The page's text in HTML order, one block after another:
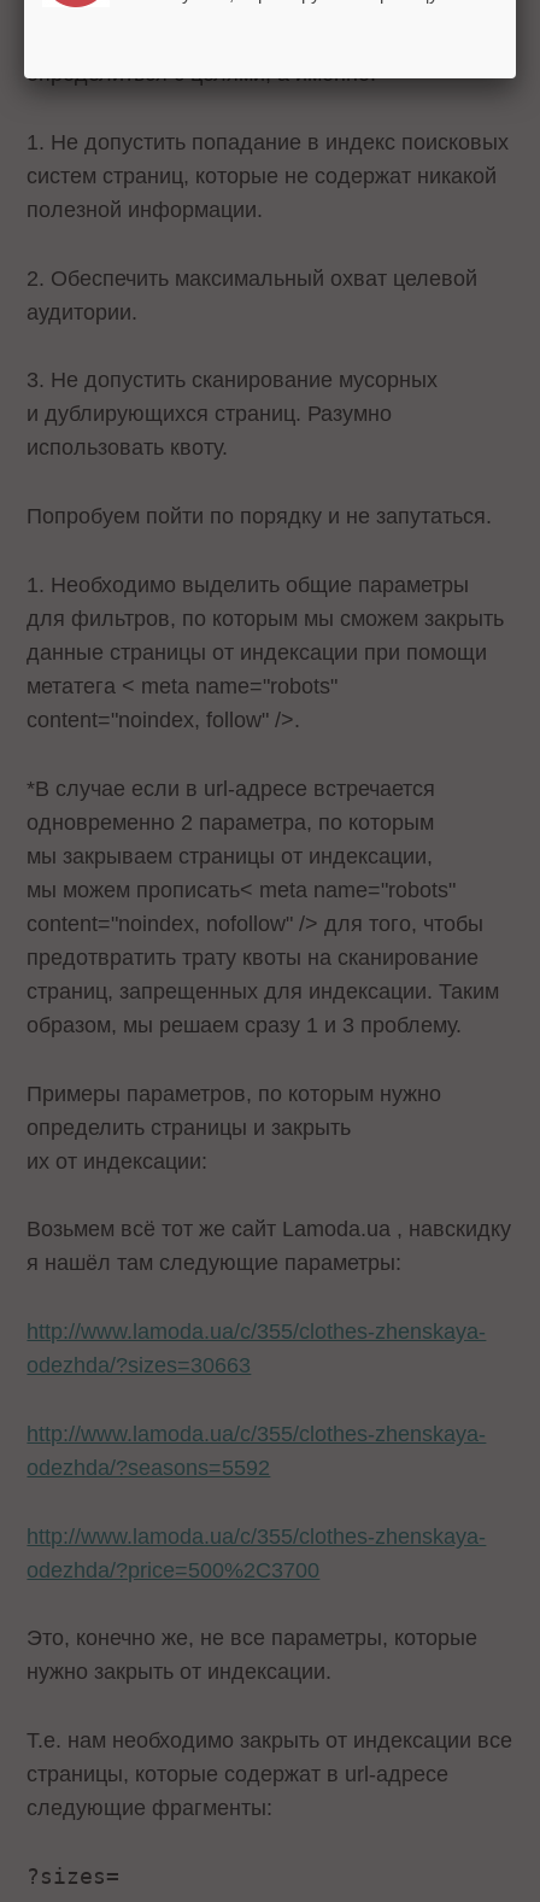
определиться с целями, а именно:
1. Не допустить попадание в индекс поисковых
систем страниц, которые не содержат никакой
полезной информации.
2. Обеспечить максимальный охват целевой
аудитории.
3. Не допустить сканирование мусорных
и дублирующихся страниц. Разумно
использовать квоту.
Попробуем пойти по порядку и не запутаться.
1. Необходимо выделить общие параметры
для фильтров, по которым мы сможем закрыть
данные страницы от индексации при помощи
метатега < meta name="robots"
content="noindex, follow" />.
*В случае если в url-адресе встречается
одновременно 2 параметра, по которым
мы закрываем страницы от индексации,
мы можем прописать< meta name="robots"
content="noindex, nofollow" /> для того, чтобы
предотвратить трату квоты на сканирование
страниц, запрещенных для индексации. Таким
образом, мы решаем сразу 1 и 3 проблему.
Примеры параметров, по которым нужно
определить страницы и закрыть
их от индексации:
Возьмем всё тот же сайт Lamoda.ua , навскидку
я нашёл там следующие параметры:
http://www.lamoda.ua/c/355/clothes-zhenskaya-
odezhda/?sizes=30663
http://www.lamoda.ua/c/355/clothes-zhenskaya-
odezhda/?seasons=5592
http://www.lamoda.ua/c/355/clothes-zhenskaya-
odezhda/?price=500%2C3700
Это, конечно же, не все параметры, которые
нужно закрыть от индексации.
Т.е. нам необходимо закрыть от индексации все
страницы, которые содержат в url-адресе
следующие фрагменты:
?sizes=